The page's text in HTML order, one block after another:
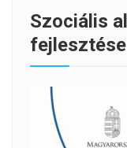
Szociális
fejlesztése